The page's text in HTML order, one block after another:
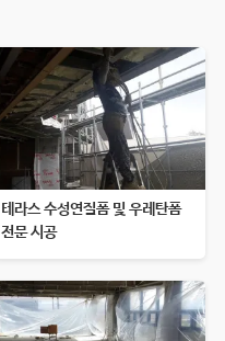
테라스 수성연질폼 및 우레탄폼
전문 시공